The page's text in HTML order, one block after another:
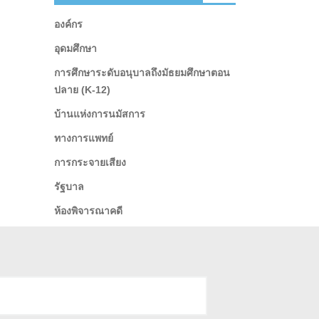
องค์กร
อุดมศึกษา
การศึกษาระดับอนุบาลถึงมัธยมศึกษาตอน
ปลาย (K-12)
บ้านแห่งการนมัสการ
ทางการแพทย์
การกระจายเสียง
รัฐบาล
ห้องพิจารณาคดี